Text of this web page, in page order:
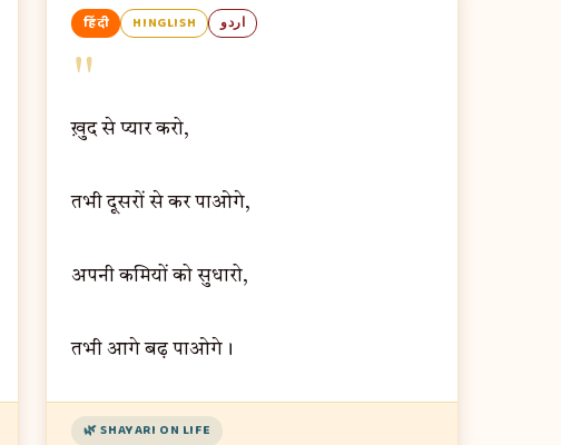
हिंदी HINGLISH اردو
"
ख़ुद से प्यार करो,
तभी दूसरों से कर पाओगे,
अपनी कमियों को सुधारो,
तभी आगे बढ़ पाओगे।
🌿 SHAYARI ON LIFE